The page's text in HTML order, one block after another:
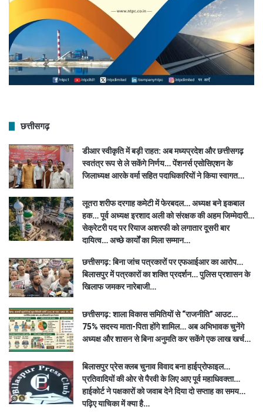
छत्तीसगढ़
डीआर स्वीकृति में बड़ी राहत: अब मध्यप्रदेश और छत्तीसगढ़
स्वतंत्र रूप से ले सकेंगे निर्णय… पेंशनर्स एसोसिएशन के
जिलाध्यक्ष आरके वर्मा सहित पदाधिकारियों ने किया स्वागत…
लूतरा शरीफ दरगाह कमेटी में फेरबदल… अध्यक्ष बने इकबाल
हक… पूर्व अध्यक्ष इरशाद अली को संरक्षक की अहम जिम्मेदारी…
सेक्रेटरी पद पर रियाज अशरफी को लगातार दूसरी बार
दायित्व… अच्छे कार्यों का मिला सम्मान…
छत्तीसगढ़: बिना जांच पत्रकारों पर एफआईआर का आरोप…
बिलासपुर में पत्रकारों का शक्ति प्रदर्शन… पुलिस प्रशासन के
खिलाफ जमकर नारेबाजी…
छत्तीसगढ़: शाला विकास समितियों से “राजनीति” आउट…
75% सदस्य माता-पिता होंगे शामिल… अब अभिभावक चुनेंगे
अध्यक्ष और शासन से बिना अनुमति कर सकेंगे एक लाख खर्च…
बिलासपुर प्रेस क्लब चुनाव विवाद बना हाईप्रोफाइल…
प्रतिवादियों की ओर से पैरवी के लिए आए पूर्व महाधिवक्ता…
हाईकोर्ट ने पक्षकारों को जवाब देने दिया दो सप्ताह का समय…
पढ़िए याचिका में क्या है…